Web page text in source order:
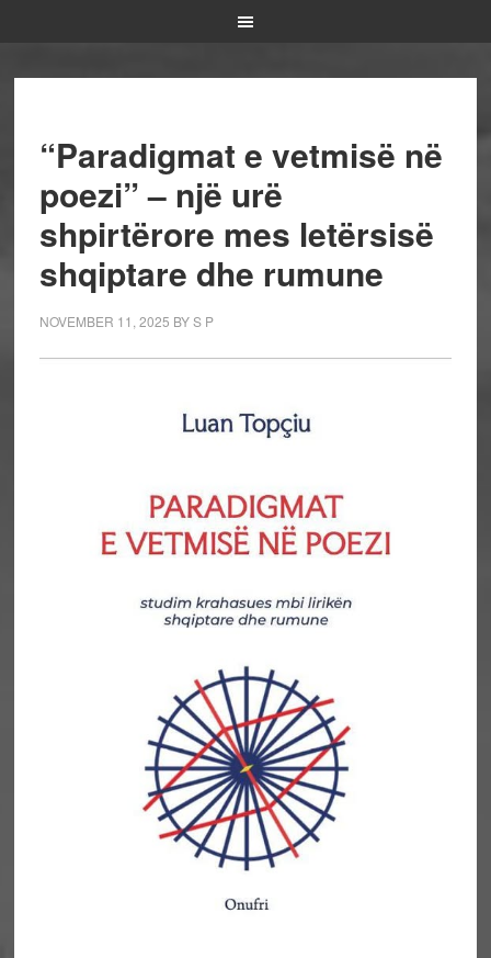
“Paradigmat e vetmisë në
poezi” – një urë
shpirtërore mes letërsisë
shqiptare dhe rumune
NOVEMBER 11, 2025 BYS P